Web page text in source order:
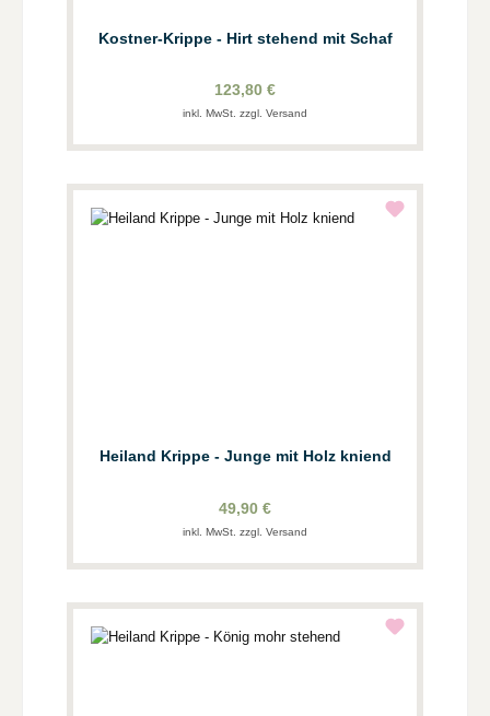
Kostner-Krippe - Hirt stehend mit Schaf
123,80 €
inkl. MwSt. zzgl. Versand
Heiland Krippe - Junge mit Holz kniend
49,90 €
inkl. MwSt. zzgl. Versand